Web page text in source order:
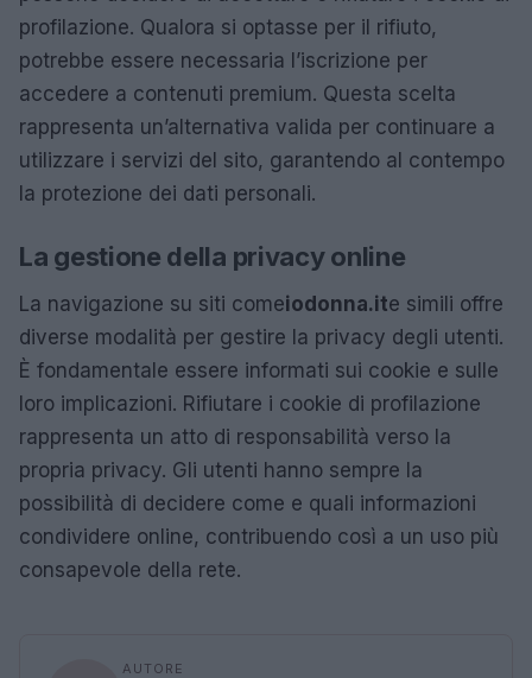
profilazione. Qualora si optasse per il rifiuto,
potrebbe essere necessaria l’iscrizione per
accedere a contenuti premium. Questa scelta
rappresenta un’alternativa valida per continuare a
utilizzare i servizi del sito, garantendo al contempo
la protezione dei dati personali.
La gestione della privacy online
La navigazione su siti comeiodonna.ite simili offre
diverse modalità per gestire la privacy degli utenti.
È fondamentale essere informati sui cookie e sulle
loro implicazioni. Rifiutare i cookie di profilazione
rappresenta un atto di responsabilità verso la
propria privacy. Gli utenti hanno sempre la
possibilità di decidere come e quali informazioni
condividere online, contribuendo così a un uso più
consapevole della rete.
AUTORE